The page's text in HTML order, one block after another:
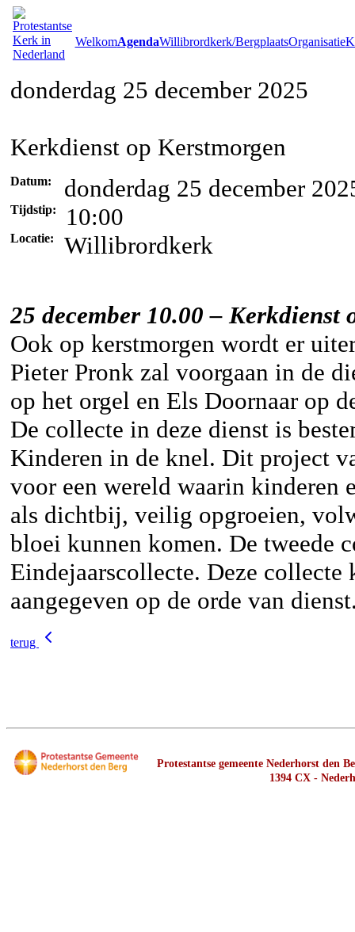
WelkomAgendaWillibrordkerk/BergplaatsOrganisatie
donderdag 25 december 2025
Kerkdienst op Kerstmorgen
Datum: donderdag 25 december
Tijdstip: 10:00
Locatie: Willibrordkerk
25 december 10.00 – Kerkdienst
Ook op kerstmorgen wordt er
Pieter Pronk zal voorgaan in de
op het orgel en Els Doornaar op
De collecte in deze dienst is
Kinderen in de knel. Dit project
voor een wereld waarin kinderen
als dichtbij, veilig opgroeien,
bloei kunnen komen. De tweede
Eindejaarscollecte. Deze collecte
aangegeven op de orde van
terug
Protestantse gemeente Nederhorst
1394 CX -